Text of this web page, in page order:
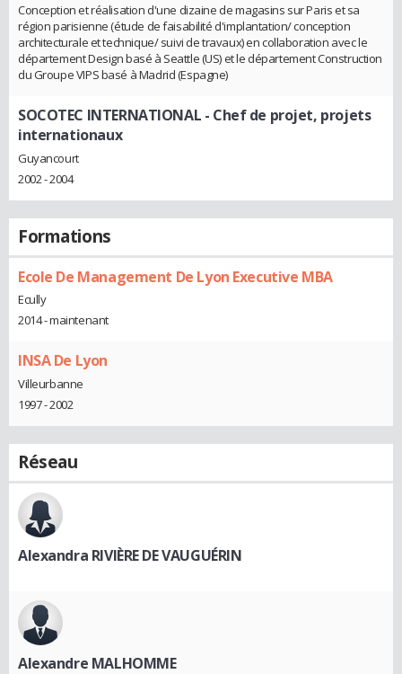
Conception et réalisation d'une dizaine de magasins sur Paris et sa
région parisienne (étude de faisabilité d'implantation/ conception
architecturale et technique/ suivi de travaux) en collaboration avec le
département Design basé à Seattle (US) et le département Construction
du Groupe VIPS basé à Madrid (Espagne)
SOCOTEC INTERNATIONAL - Chef de projet, projets
internationaux
Guyancourt
2002 - 2004
Formations
Ecole De Management De Lyon Executive MBA
Ecully
2014 - maintenant
INSA De Lyon
Villeurbanne
1997 - 2002
Réseau
Alexandra RIVIÈRE DE VAUGUÉRIN
Alexandre MALHOMME